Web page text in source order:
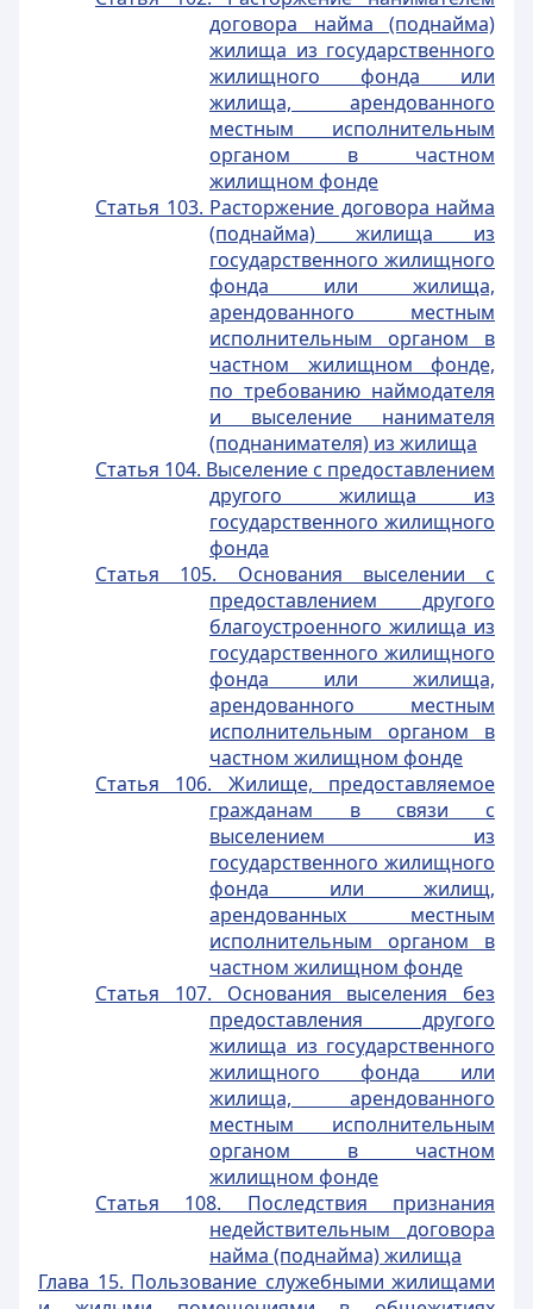
договора найма (поднайма)
жилища из государственного
жилищного фонда или
жилища, арендованного
местным исполнительным
органом в частном
жилищном фонде
Статья 103. Расторжение договора найма
(поднайма) жилища из
государственного жилищного
фонда или жилища,
арендованного местным
исполнительным органом в
частном жилищном фонде,
по требованию наймодателя
и выселение нанимателя
(поднанимателя) из жилища
Статья 104. Выселение с предоставлением
другого жилища из
государственного жилищного
фонда
Статья 105. Основания выселении с
предоставлением другого
благоустроенного жилища из
государственного жилищного
фонда или жилища,
арендованного местным
исполнительным органом в
частном жилищном фонде
Статья 106. Жилище, предоставляемое
гражданам в связи с
выселением из
государственного жилищного
фонда или жилищ,
арендованных местным
исполнительным органом в
частном жилищном фонде
Статья 107. Основания выселения без
предоставления другого
жилища из государственного
жилищного фонда или
жилища, арендованного
местным исполнительным
органом в частном
жилищном фонде
Статья 108. Последствия признания
недействительным договора
найма (поднайма) жилища
Глава 15. Пользование служебными жилищами